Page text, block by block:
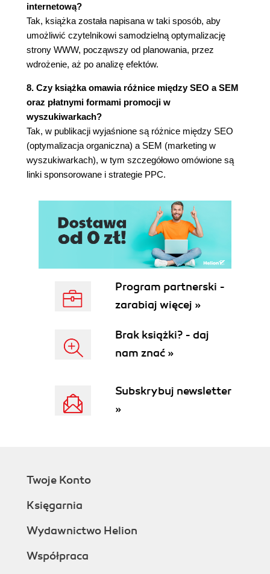
Jeszcze o optymalizacji opartej na słowach
kluczowych (88)
Rozdział 5. Linki sponsorowane a SEO (89)
Jak działa link sponsorowany? (91)
Uruchomienie programu PPC (93)
Kategorie programów PPC (93)
Programy PPC oparte na słowach
kluczowych (93)
Programy PPC dla produktów (94)
Programy PPC dla usług (95)
Jak PPC wpływa na SEO? (95)
Programy użytkowe dotyczące słów
kluczowych (97)
Wybór efektywnych słów kluczowych (101)
Utworzenie pierwszej listy słów kluczowych
Prognozowanie kosztów linków
sponsorowanych (106)
Pisanie ogłoszeń (109)
Pojęcie pozycjonowania (113)
Tekst alternatywny i inne atrybuty znaczników
Zawartość znacznika nagłówkowego (121)
Zawartość strony (122)
Adresy URL i nazwy plików (126)
internetową?
Tak, książka została napisana w taki sposób, aby
umożliwić czytelnikowi samodzielną optymalizację
strony WWW, począwszy od planowania, przez
wdrożenie, aż po analizę efektów.
8. Czy książka omawia różnice między SEO a SEM
oraz płatnymi formami promocji w
wyszukiwarkach?
Tak, w publikacji wyjaśnione są różnice między SEO
(optymalizacja organiczna) a SEM (marketing w
wyszukiwarkach), w tym szczegółowo omówione są
linki sponsorowane i strategie PPC.
Program partnerski -
zarabiaj więcej »
Brak książki? - daj
nam znać »
Subskrybuj newsletter
»
Twoje Konto
Księgarnia
Wydawnictwo Helion
Współpraca